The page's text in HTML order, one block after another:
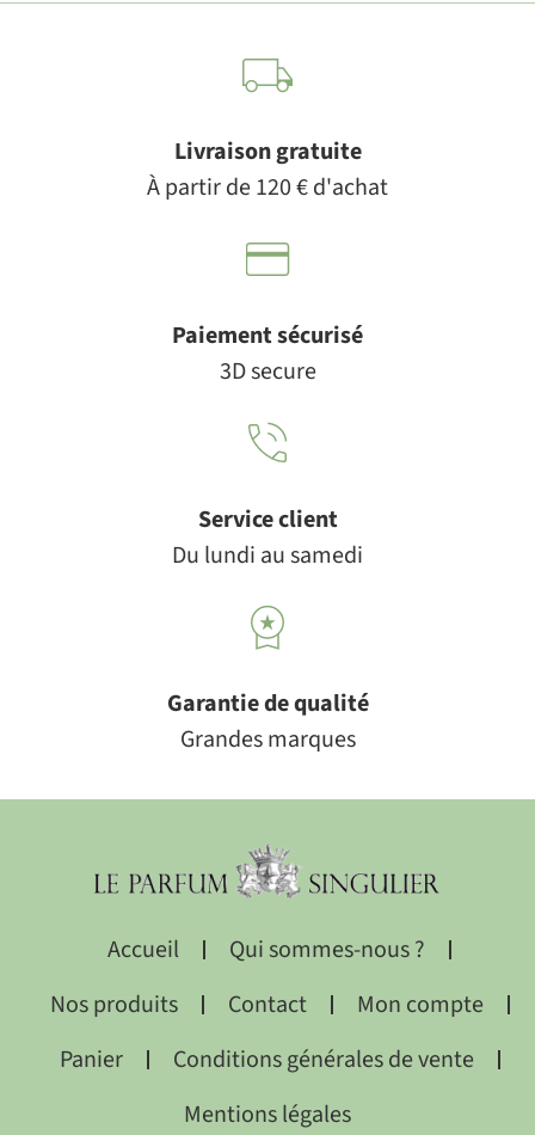
Livraison gratuite
À partir de 120 € d'achat
Paiement sécurisé
3D secure
Service client
Du lundi au samedi
Garantie de qualité
Grandes marques
Accueil
Qui sommes-nous ?
Nos produits
Contact
Mon compte
Panier
Conditions générales de vente
Mentions légales